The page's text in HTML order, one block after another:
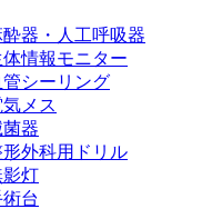
酔器・人工呼吸器
体情報モニター
管シーリング
気メス
器
形外科用ドリル
影灯
台